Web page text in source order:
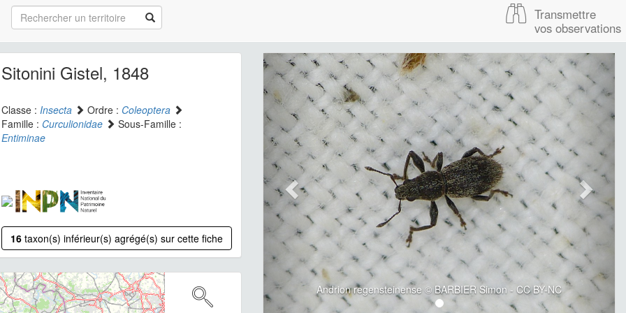
Transmettre
vos observations
Sitonini Gistel, 1848
Classe : Insecta Ordre : Coleoptera
Famille : Curculionidae
Sous-Famille :
Entiminae
16 taxon(s) inférieur(s) agrégé(s) sur cette fiche
Andrion regensteinense © BARBIER Simon - CC BY-NC